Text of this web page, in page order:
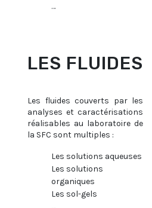
…
LES FLUIDES
Les fluides couverts par les
analyses et caractérisations
réalisables au laboratoire de
la SFC sont multiples :
Les solutions aqueuses
Les solutions
organiques
Les sol-gels